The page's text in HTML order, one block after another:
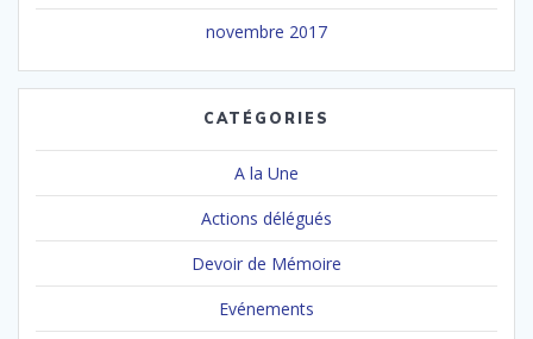
novembre 2017
CATÉGORIES
A la Une
Actions délégués
Devoir de Mémoire
Evénements